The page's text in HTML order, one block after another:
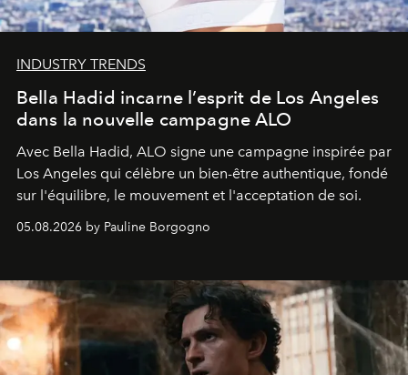
INDUSTRY TRENDS
Bella Hadid incarne l’esprit de Los Angeles
dans la nouvelle campagne ALO
Avec Bella Hadid, ALO signe une campagne inspirée par
Los Angeles qui célèbre un bien-être authentique, fondé
sur l'équilibre, le mouvement et l'acceptation de soi.
05.08.2026 by Pauline Borgogno